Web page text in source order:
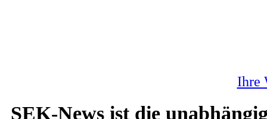
Ihre
SEK-News ist die